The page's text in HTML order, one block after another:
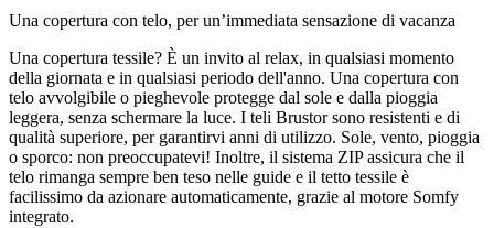
Una copertura con telo, per un’immediata sensazione di vacanza
Una copertura tessile? È un invito al relax, in qualsiasi momento
della giornata e in qualsiasi periodo dell'anno. Una copertura con
telo avvolgibile o pieghevole protegge dal sole e dalla pioggia
leggera, senza schermare la luce. I teli Brustor sono resistenti e di
qualità superiore, per garantirvi anni di utilizzo. Sole, vento, pioggia
o sporco: non preoccupatevi! Inoltre, il sistema ZIP assicura che il
telo rimanga sempre ben teso nelle guide e il tetto tessile è
facilissimo da azionare automaticamente, grazie al motore Somfy
integrato.